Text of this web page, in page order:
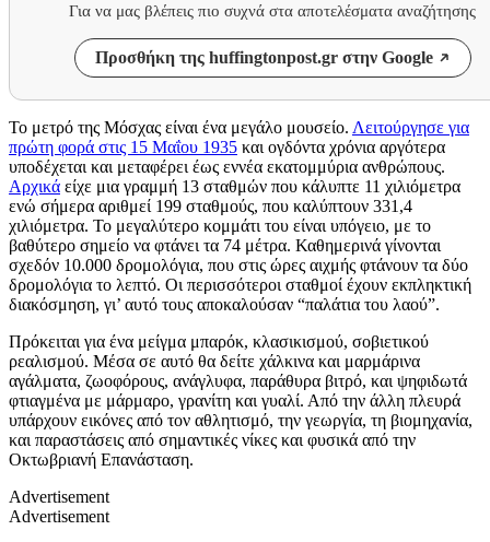
Για να μας βλέπεις πιο συχνά στα αποτελέσματα αναζήτησης
Προσθήκη της huffingtonpost.gr στην Google
Το μετρό της Μόσχας είναι ένα μεγάλο μουσείο. Λειτούργησε για
πρώτη φορά στις 15 Μαΐου 1935 και ογδόντα χρόνια αργότερα
υποδέχεται και μεταφέρει έως εννέα εκατομμύρια ανθρώπους.
Αρχικά είχε μια γραμμή 13 σταθμών που κάλυπτε 11 χιλιόμετρα
ενώ σήμερα αριθμεί 199 σταθμούς, που καλύπτουν 331,4
χιλιόμετρα. Το μεγαλύτερο κομμάτι του είναι υπόγειο, με το
βαθύτερο σημείο να φτάνει τα 74 μέτρα. Καθημερινά γίνονται
σχεδόν 10.000 δρομολόγια, που στις ώρες αιχμής φτάνουν τα δύο
δρομολόγια το λεπτό. Οι περισσότεροι σταθμοί έχουν εκπληκτική
διακόσμηση, γι’ αυτό τους αποκαλούσαν “παλάτια του λαού”.
Πρόκειται για ένα μείγμα μπαρόκ, κλασικισμού, σοβιετικού
ρεαλισμού. Μέσα σε αυτό θα δείτε χάλκινα και μαρμάρινα
αγάλματα, ζωοφόρους, ανάγλυφα, παράθυρα βιτρό, και ψηφιδωτά
φτιαγμένα με μάρμαρο, γρανίτη και γυαλί. Από την άλλη πλευρά
υπάρχουν εικόνες από τον αθλητισμό, την γεωργία, τη βιομηχανία,
και παραστάσεις από σημαντικές νίκες και φυσικά από την
Οκτωβριανή Επανάσταση.
Advertisement
Advertisement